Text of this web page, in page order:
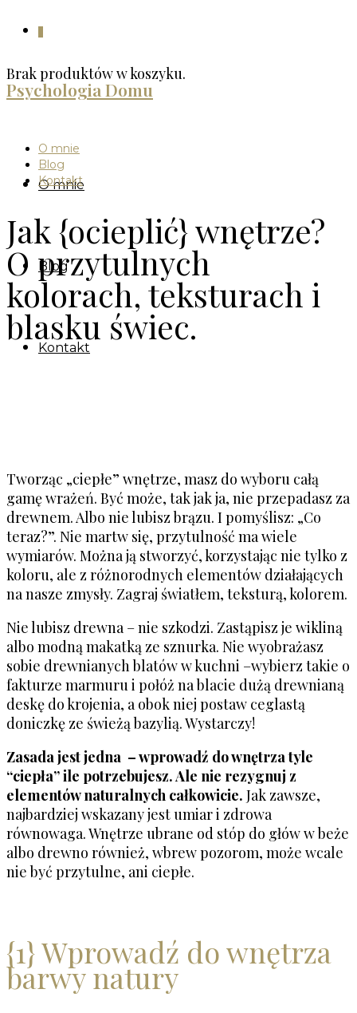
Brak produktów w koszyku.
Psychologia Domu
O mnie
Blog
Kontakt
O mnie
Blog
Kontakt
Jak {ocieplić} wnętrze?
O przytulnych
kolorach, teksturach i
blasku świec.
Tworząc „ciepłe” wnętrze, masz do wyboru całą
gamę wrażeń. Być może, tak jak ja, nie przepadasz za
drewnem. Albo nie lubisz brązu. I pomyślisz: „Co
teraz?”. Nie martw się, przytulność ma wiele
wymiarów. Można ją stworzyć, korzystając nie tylko z
koloru, ale z różnorodnych elementów działających
na nasze zmysły. Zagraj światłem, teksturą, kolorem.
Nie lubisz drewna – nie szkodzi. Zastąpisz je wikliną
albo modną makatką ze sznurka. Nie wyobrażasz
sobie drewnianych blatów w kuchni –wybierz takie o
fakturze marmuru i połóż na blacie dużą drewnianą
deskę do krojenia, a obok niej postaw ceglastą
doniczkę ze świeżą bazylią. Wystarczy!
Zasada jest jedna – wprowadź do wnętrza tyle
“ciepła” ile potrzebujesz. Ale nie rezygnuj z
elementów naturalnych całkowicie. Jak zawsze,
najbardziej wskazany jest umiar i zdrowa
równowaga. Wnętrze ubrane od stóp do głów w beże
albo drewno również, wbrew pozorom, może wcale
nie być przytulne, ani ciepłe.
{1} Wprowadź do wnętrza
barwy natury